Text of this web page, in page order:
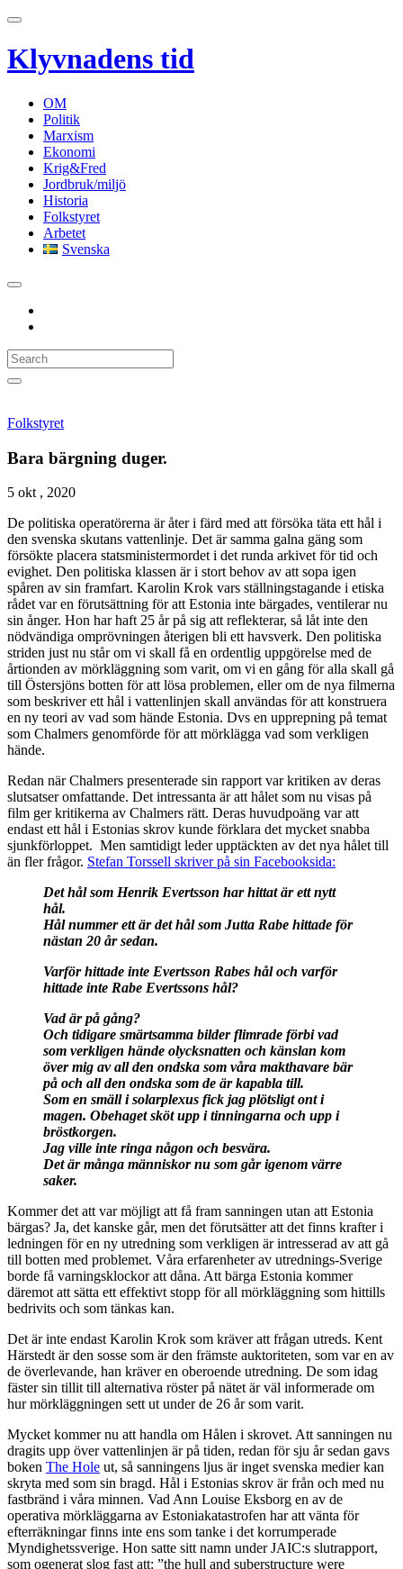
Klyvnadens tid
OM
Politik
Marxism
Ekonomi
Krig&Fred
Jordbruk/miljö
Historia
Folkstyret
Arbetet
Svenska
Folkstyret
Bara bärgning duger.
5 okt , 2020
De politiska operatörerna är åter i färd med att försöka täta ett hål i
den svenska skutans vattenlinje. Det är samma galna gäng som
försökte placera statsministermordet i det runda arkivet för tid och
evighet. Den politiska klassen är i stort behov av att sopa igen
spåren av sin framfart. Karolin Krok vars ställningstagande i etiska
rådet var en förutsättning för att Estonia inte bärgades, ventilerar nu
sin ånger. Hon har haft 25 år på sig att reflekterar, så låt inte den
nödvändiga omprövningen återigen bli ett havsverk. Den politiska
striden just nu står om vi skall få en ordentlig uppgörelse med de
årtionden av mörkläggning som varit, om vi en gång för alla skall gå
till Östersjöns botten för att lösa problemen, eller om de nya filmerna
som beskriver ett hål i vattenlinjen skall användas för att konstruera
en ny teori av vad som hände Estonia. Dvs en upprepning på temat
som Chalmers genomförde för att mörklägga vad som verkligen
hände.
Redan när Chalmers presenterade sin rapport var kritiken av deras
slutsatser omfattande. Det intressanta är att hålet som nu visas på
film ger kritikerna av Chalmers rätt. Deras huvudpoäng var att
endast ett hål i Estonias skrov kunde förklara det mycket snabba
sjunkförloppet. Men samtidigt leder upptäckten av det nya hålet till
än fler frågor. Stefan Torssell skriver på sin Facebooksida:
Det hål som Henrik Evertsson har hittat är ett nytt
hål.
Hål nummer ett är det hål som Jutta Rabe hittade för
nästan 20 år sedan.
Varför hittade inte Evertsson Rabes hål och varför
hittade inte Rabe Evertssons hål?
Vad är på gång?
Och tidigare smärtsamma bilder flimrade förbi vad
som verkligen hände olycksnatten och känslan kom
över mig av all den ondska som våra makthavare bär
på och all den ondska som de är kapabla till.
Som en smäll i solarplexus fick jag plötsligt ont i
magen. Obehaget sköt upp i tinningarna och upp i
bröstkorgen.
Jag ville inte ringa någon och besvära.
Det är många människor nu som går igenom värre
saker.
Kommer det att var möjligt att få fram sanningen utan att Estonia
bärgas? Ja, det kanske går, men det förutsätter att det finns krafter i
ledningen för en ny utredning som verkligen är intresserad av att gå
till botten med problemet. Våra erfarenheter av utrednings-Sverige
borde få varningsklockor att dåna. Att bärga Estonia kommer
däremot att sätta ett effektivt stopp för all mörkläggning som hittills
bedrivits och som tänkas kan.
Det är inte endast Karolin Krok som kräver att frågan utreds. Kent
Härstedt är den sosse som är den främste auktoriteten, som var en av
de överlevande, han kräver en oberoende utredning. De som idag
fäster sin tillit till alternativa röster på nätet är väl informerade om
hur mörkläggningen sett ut under de 26 år som varit.
Mycket kommer nu att handla om Hålen i skrovet. Att sanningen nu
dragits upp över vattenlinjen är på tiden, redan för sju år sedan gavs
boken The Hole ut, så sanningens ljus är inget svenska medier kan
skryta med som sin bragd. Hål i Estonias skrov är från och med nu
fastbränd i våra minnen. Vad Ann Louise Eksborg en av de
operativa mörkläggarna av Estoniakatastrofen har att vänta för
efterräkningar finns inte ens som tanke i det korrumperade
Myndighetssverige. Hon satte sitt namn under JAIC:s slutrapport,
som ogenerat slog fast att: ”the hull and suberstructure were